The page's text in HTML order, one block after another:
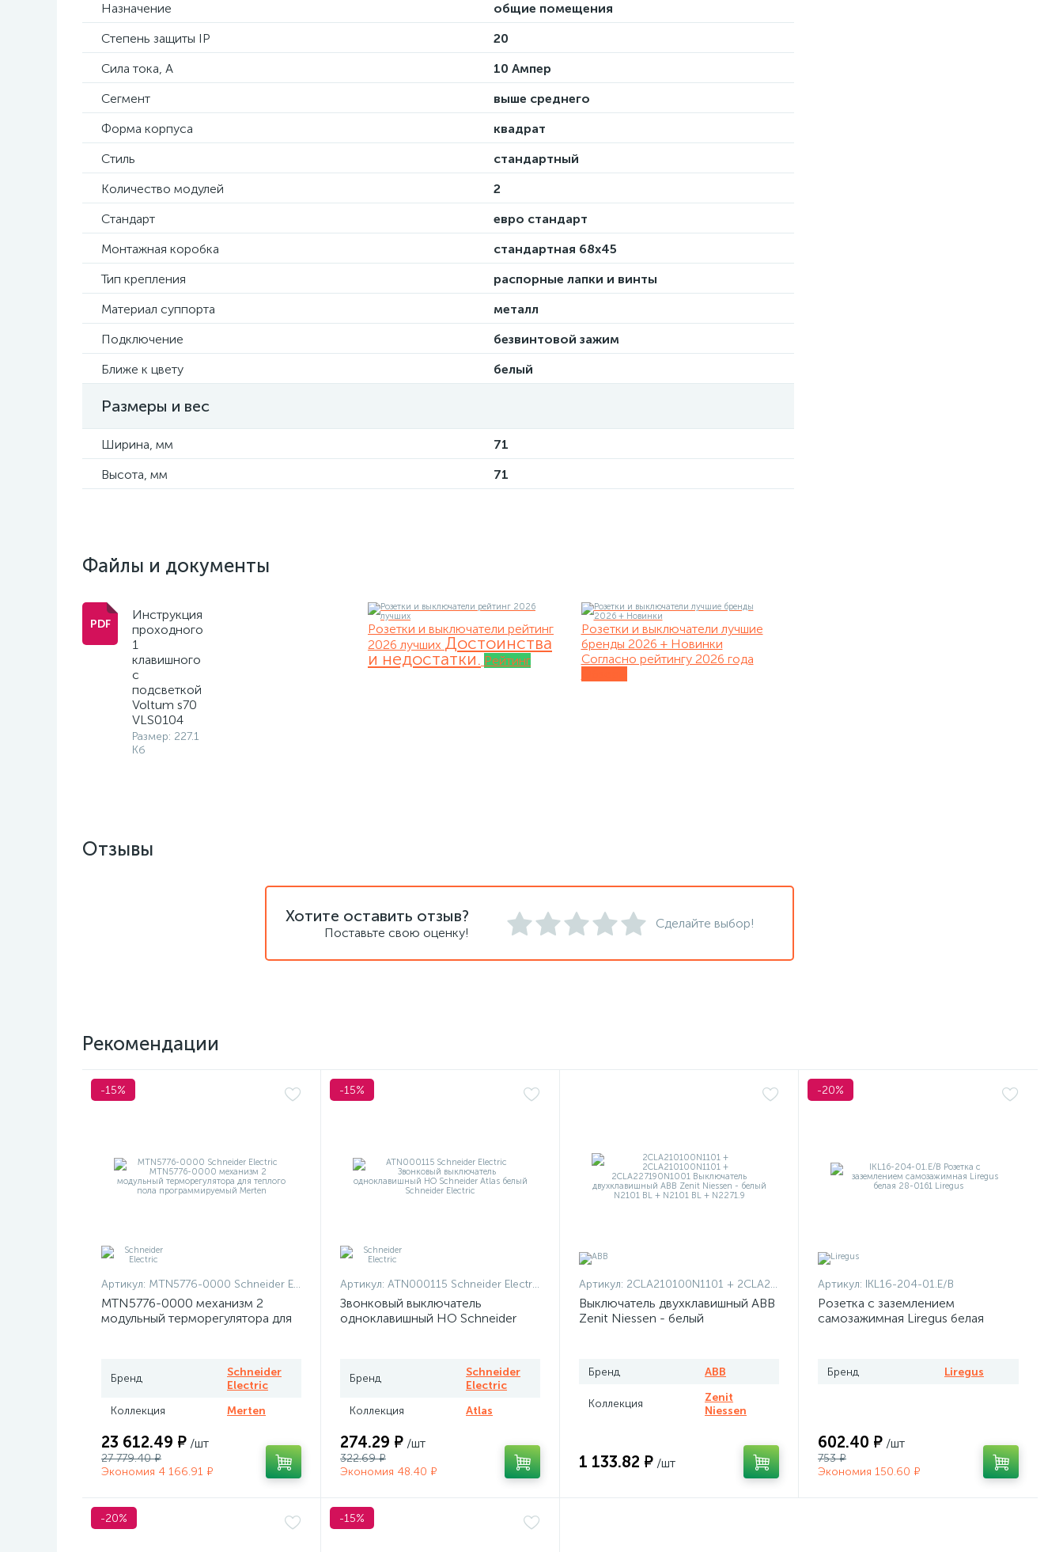
Назначение
общие помещения
Степень защиты IP
20
Сила тока, А
10 Ампер
Сегмент
выше среднего
Форма корпуса
квадрат
Стиль
стандартный
Количество модулей
2
Стандарт
евро стандарт
Монтажная коробка
стандартная 68х45
Тип крепления
распорные лапки и винты
Материал суппорта
металл
Подключение
безвинтовой зажим
Ближе к цвету
белый
Размеры и вес
Ширина, мм
71
Высота, мм
71
Файлы и документы
Инструкция
проходного
1
клавишного
с
подсветкой
Voltum s70
VLS0104
Размер: 227.1
Кб
Розетки и выключатели рейтинг
2026 лучших Достоинства
и недостатки. Рейтинг
Розетки и выключатели лучшие
бренды 2026 + Новинки
Согласно рейтингу 2026 года
Отзывы
Хотите оставить отзыв?
Поставьте свою оценку!
Сделайте выбор!
Рекомендации
-15%
Артикул: MTN5776-0000 Schneider Electric
MTN5776-0000 механизм 2
модульный терморегулятора для
Бренд
Schneider
Electric
Коллекция
Merten
23 612.49 ₽ /шт
27 779.40 ₽
Экономия 4 166.91 ₽
-15%
Артикул: ATN000115 Schneider Electric
Звонковый выключатель
одноклавишный НО Schneider
Бренд
Schneider
Electric
Коллекция
Atlas
274.29 ₽ /шт
322.69 ₽
Экономия 48.40 ₽
Артикул: 2CLA210100N1101 + 2CLA210100N1101 + 2CLA227190N1001
Выключатель двухклавишный ABB
Zenit Niessen - белый
Бренд ABB
Коллекция
Zenit
Niessen
1 133.82 ₽ /шт
-20%
Артикул: IKL16-204-01.E/B
Розетка с заземлением
самозажимная Liregus белая
Бренд Liregus
602.40 ₽ /шт
753 ₽
Экономия 150.60 ₽
-20% -15%